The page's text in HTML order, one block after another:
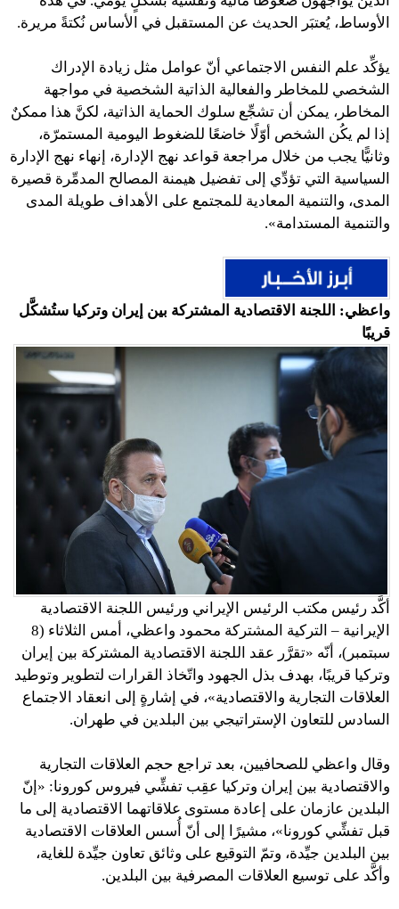
الأوساط، يُعتبَر الحديث عن المستقبل في الأساس نُكتةً مريرة.
يؤكِّد علم النفس الاجتماعي أنّ عوامل مثل زيادة الإدراك
الشخصي للمخاطر والفعالية الذاتية الشخصية في مواجهة
المخاطر، يمكن أن تشجِّع سلوك الحماية الذاتية، لكنَّ هذا ممكنٌ
إذا لم يكُن الشخص أوّلًا خاضعًا للضغوط اليومية المستمرّة،
وثانيًّا يجب من خلال مراجعة قواعد نهج الإدارة، إنهاء نهج الإدارة
السياسية التي تؤدِّي إلى تفضيل هيمنة المصالح المدمِّرة قصيرة
المدى، والتنمية المعادية للمجتمع على الأهداف طويلة المدى
والتنمية المستدامة».
واعظي: اللجنة الاقتصادية المشتركة بين إيران وتركيا ستُشكَّل
قريبًا
أكَّد رئيس مكتب الرئيس الإيراني ورئيس اللجنة الاقتصادية
الإيرانية – التركية المشتركة محمود واعظي، أمس الثلاثاء (8
سبتمبر)، أنّه «تقرَّر عقد اللجنة الاقتصادية المشتركة بين إيران
وتركيا قريبًا، بهدف بذل الجهود واتّخاذ القرارات لتطوير وتوطيد
العلاقات التجارية والاقتصادية»، في إشارةٍ إلى انعقاد الاجتماع
السادس للتعاون الإستراتيجي بين البلدين في طهران.
وقال واعظي للصحافيين، بعد تراجع حجم العلاقات التجارية
والاقتصادية بين إيران وتركيا عقِب تفشِّي فيروس كورونا: «إنّ
البلدين عازمان على إعادة مستوى علاقاتهما الاقتصادية إلى ما
قبل تفشِّي كورونا»، مشيرًا إلى أنّ أُسس العلاقات الاقتصادية
بين البلدين جيِّدة، وتمّ التوقيع على وثائق تعاون جيِّدة للغاية،
وأكَّد على توسيع العلاقات المصرفية بين البلدين.